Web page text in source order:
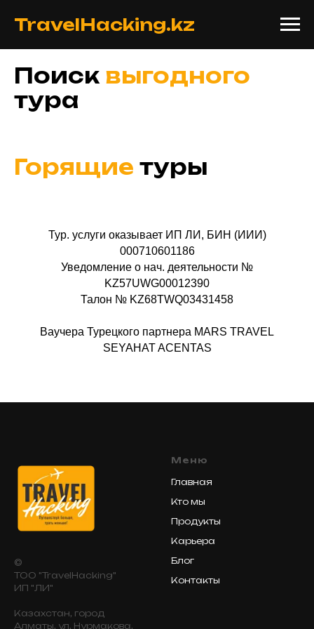
TravelHacking.kz
Поиск выгодного
тура
Горящие туры
Тур. услуги оказывает ИП ЛИ, БИН (ИИИ)
000710601186
Уведомление о нач. деятельности №
KZ57UWG00012390
Талон № KZ68TWQ03431458
Ваучера Турецкого партнера MARS TRAVEL
SEYAHAT ACENTAS
©
ТОО "TravelHacking"
ИП "ЛИ"
Казахстан, город
Алматы, ул. Нурмакова,
Меню
Главная
Кто мы
Продукты
Карьера
Блог
Контакты